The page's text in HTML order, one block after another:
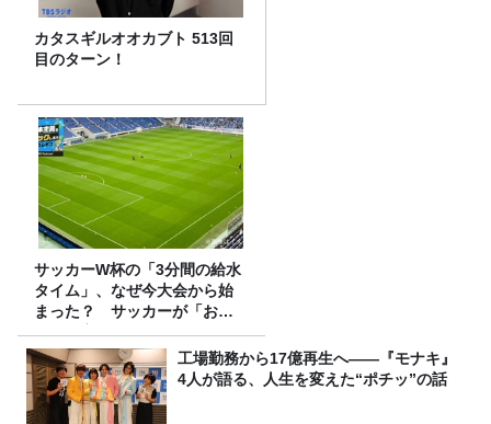
カタスギルオオカブト 513回
目のターン！
サッカーW杯の「3分間の給水
タイム」、なぜ今大会から始
まった？ サッカーが「お
金」に変わる仕組み
工場勤務から17億再生へ——『モナキ』
4人が語る、人生を変えた“ポチッ”の話